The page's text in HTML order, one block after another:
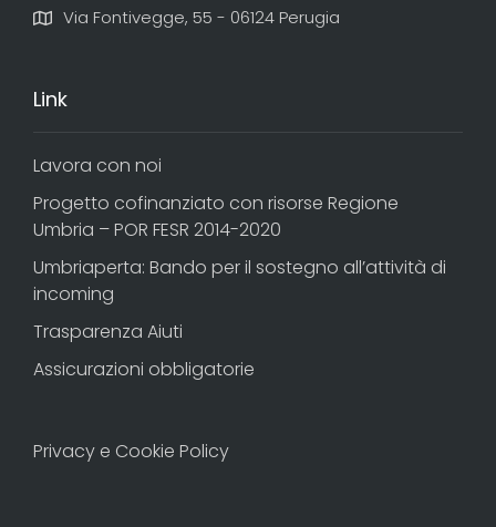
Via Fontivegge, 55 - 06124 Perugia
Link
Lavora con noi
Progetto cofinanziato con risorse Regione
Umbria – POR FESR 2014-2020
Umbriaperta: Bando per il sostegno all’attività di
incoming
Trasparenza Aiuti
Assicurazioni obbligatorie
Privacy e Cookie Policy